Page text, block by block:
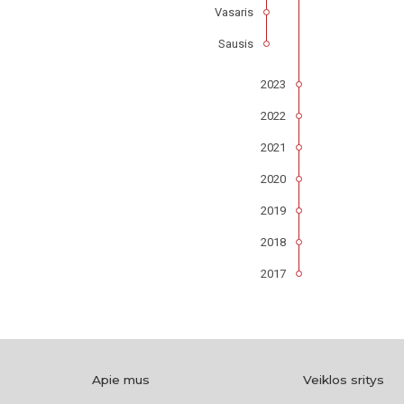
Vasaris
Sausis
2023
2022
2021
2020
2019
2018
2017
Apie mus Veiklos sritys